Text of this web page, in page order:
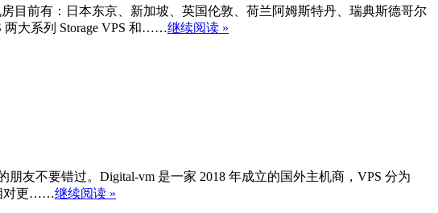
目前有：日本东京、新加坡、英国伦敦、荷兰阿姆斯特丹、瑞典斯德哥尔
两大系列 Storage VPS 和……继续阅读 »
友不要错过。Digital-vm 是一家 2018 年成立的国外主机商，VPS 分为
对更……继续阅读 »